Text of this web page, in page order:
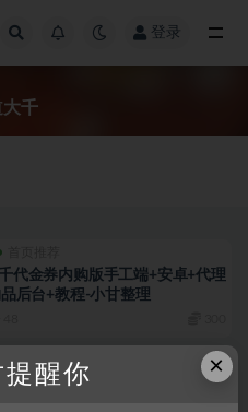
登录
大千
代金券内购版手工端+安卓+代理
后台+教程-小甘整理
首页推荐
键单机版+安卓+教程
×
提醒你